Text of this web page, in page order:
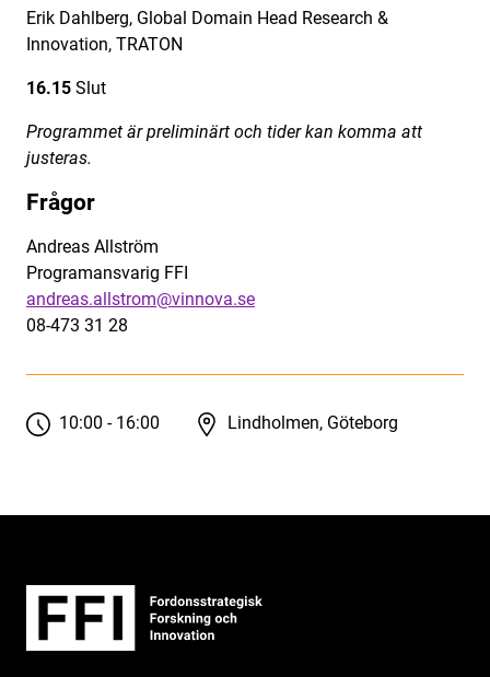
Erik Dahlberg, Global Domain Head Research &
Innovation, TRATON
16.15 Slut
Programmet är preliminärt och tider kan komma att
justeras.
Frågor
Andreas Allström
Programansvarig FFI
andreas.allstrom@vinnova.se
08-473 31 28
10:00 - 16:00 Lindholmen, Göteborg